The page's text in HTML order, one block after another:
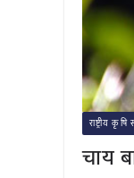
राष्ट्रीय
चाय